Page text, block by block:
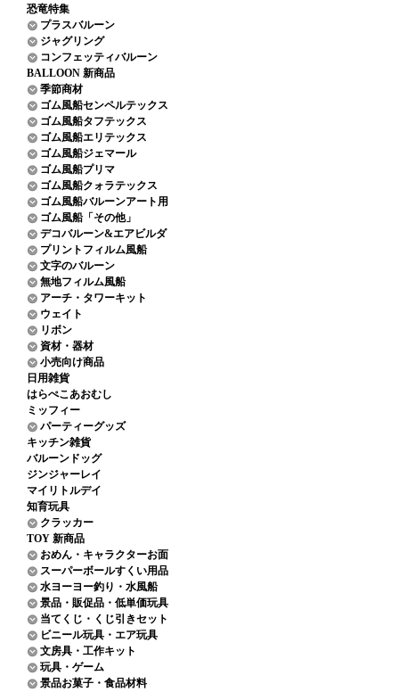
恐竜特集
プラスバルーン
ジャグリング
コンフェッティバルーン
BALLOON 新商品
季節商材
ゴム風船センペルテックス
ゴム風船タフテックス
ゴム風船エリテックス
ゴム風船ジェマール
ゴム風船プリマ
ゴム風船クォラテックス
ゴム風船バルーンアート用
ゴム風船「その他」
デコバルーン&エアビルダ
プリントフィルム風船
文字のバルーン
無地フィルム風船
アーチ・タワーキット
ウェイト
リボン
資材・器材
小売向け商品
日用雑貨
はらぺこあおむし
ミッフィー
パーティーグッズ
キッチン雑貨
バルーンドッグ
ジンジャーレイ
マイリトルデイ
知育玩具
クラッカー
TOY 新商品
おめん・キャラクターお面
スーパーボールすくい用品
水ヨーヨー釣り・水風船
景品・販促品・低単価玩具
当てくじ・くじ引きセット
ビニール玩具・エア玩具
文房具・工作キット
玩具・ゲーム
景品お菓子・食品材料